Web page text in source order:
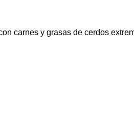
carnes y grasas de cerdos